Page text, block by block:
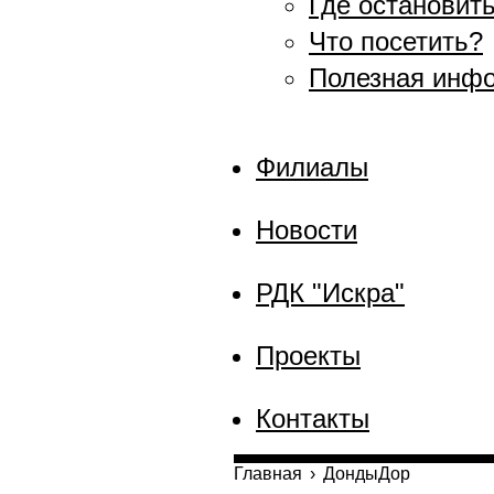
Что посетить?
Полезная
Филиалы
Новости
РДК "Искра"
Проекты
Контакты
Главная › ДондыДор